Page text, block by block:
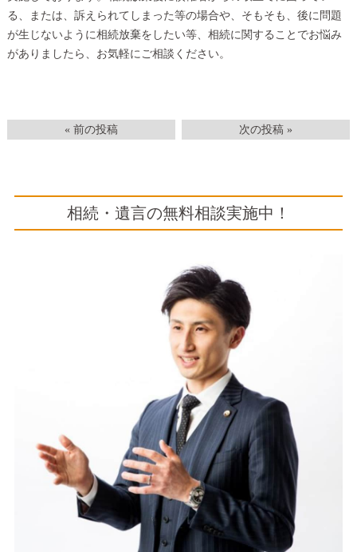
る、または、訴えられてしまった等の場合や、そもそも、後に問題
が生じないように相続放棄をしたい等、相続に関することでお悩み
がありましたら、お気軽にご相談ください。
« 前の投稿 次の投稿 »
相続・遺言の無料相談実施中！